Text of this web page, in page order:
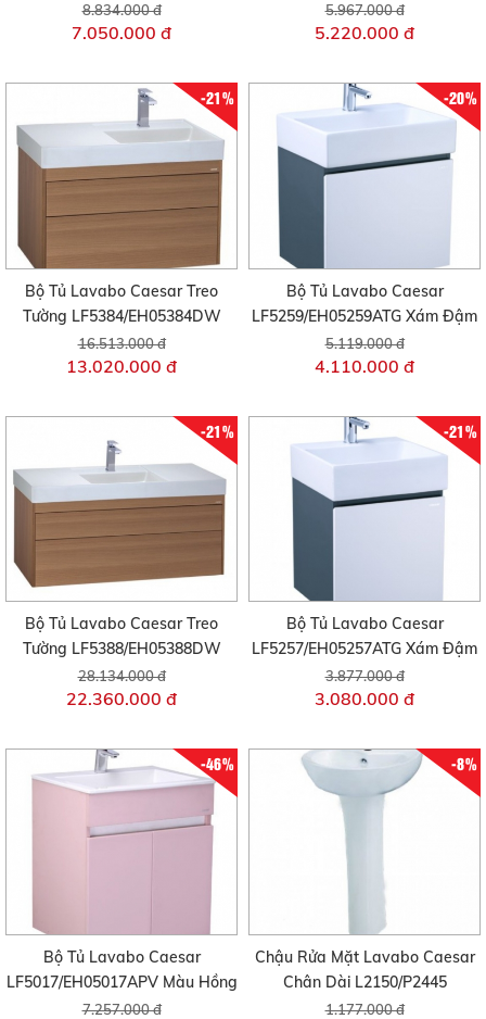
8.834.000 đ
7.050.000 đ
5.967.000 đ
5.220.000 đ
-21%
Bộ Tủ Lavabo Caesar Treo
Tường LF5384/EH05384DW
16.513.000 đ
13.020.000 đ
-20%
Bộ Tủ Lavabo Caesar
LF5259/EH05259ATG Xám Đậm
5.119.000 đ
4.110.000 đ
-21%
Bộ Tủ Lavabo Caesar Treo
Tường LF5388/EH05388DW
28.134.000 đ
22.360.000 đ
-21%
Bộ Tủ Lavabo Caesar
LF5257/EH05257ATG Xám Đậm
3.877.000 đ
3.080.000 đ
-46%
Bộ Tủ Lavabo Caesar
LF5017/EH05017APV Màu Hồng
7.257.000 đ
-8%
Chậu Rửa Mặt Lavabo Caesar
Chân Dài L2150/P2445
1.177.000 đ